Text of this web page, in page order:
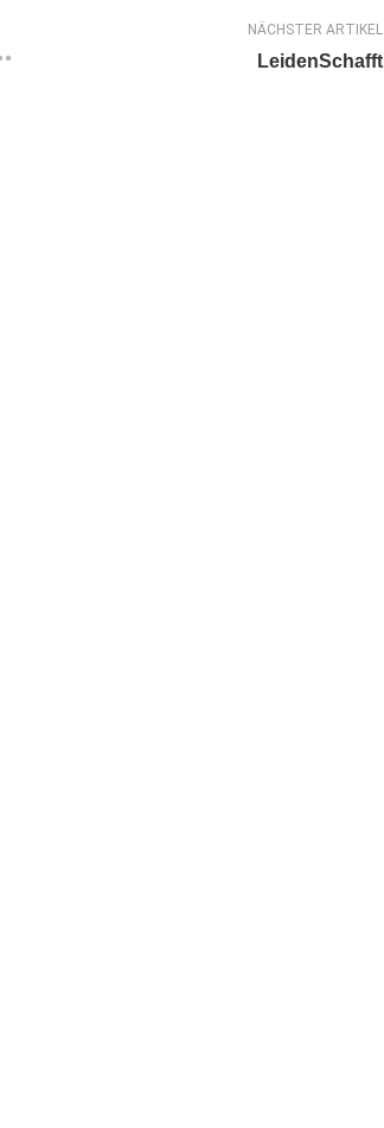
NÄCHSTER ARTIKEL
LeidenSchafft